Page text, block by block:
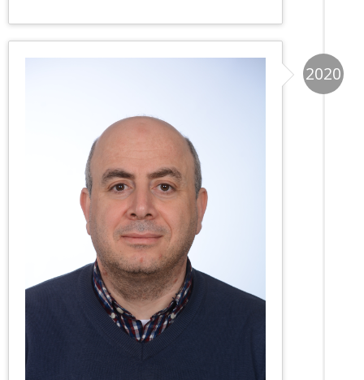
2020